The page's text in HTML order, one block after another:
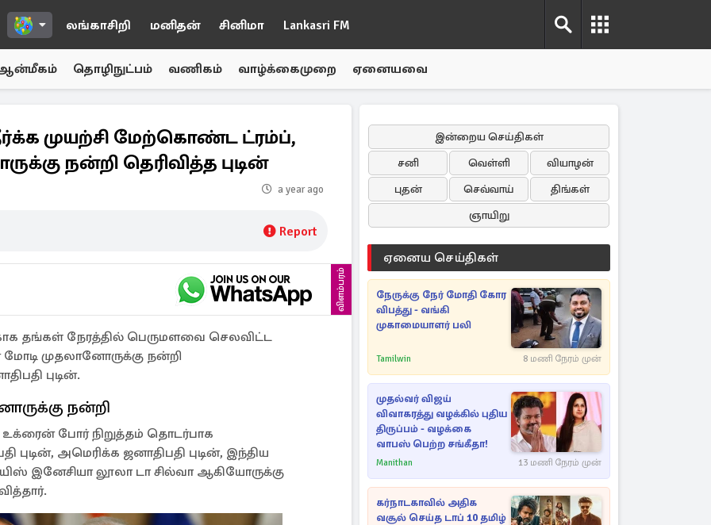
லங்காசிறி மனிதன் சினிமா Lankasri FM
தொழிநுட்பம் வணிகம் வாழ்க்கைமுறை ஏனையவை
முயற்சி மேற்கொண்ட ட்ரம்ப்,
நன்றி தெரிவித்த புடின்
a year ago
Report
விளம்பரம்
தங்கள் நேரத்தில் பெருமளவை செலவிட்ட
மோடி முதலானோருக்கு நன்றி
புடின்.
நன்றி
போர் நிறுத்தம் தொடர்பாக
அமெரிக்க ஜனாதிபதி புடின், இந்திய
இனேசியா லூலா டா சில்வா ஆகியோருக்கு
இன்றைய செய்திகள்
சனி
வெள்ளி
வியாழன்
புதன்
செவ்வாய்
திங்கள்
ஞாயிறு
ஏனைய செய்திகள்
நேருக்கு நேர் மோதி கோர
விபத்து - வங்கி
முகாமையாளர் பலி
Tamilwin 8 மணி நேரம் முன்
முதல்வர் விஜய்
விவாகரத்து வழக்கில் புதிய
திருப்பம் - வழக்கை
வாபஸ் பெற்ற சங்கீதா!
Manithan 13 மணி நேரம் முன்
கர்நாடகாவில் அதிக
வசூல் செய்த டாப் 10 தமிழ்